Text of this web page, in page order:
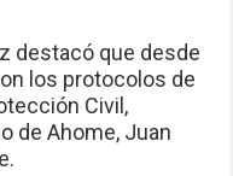
destacó que desde
los protocolos de
Civil,
de Ahome, Juan